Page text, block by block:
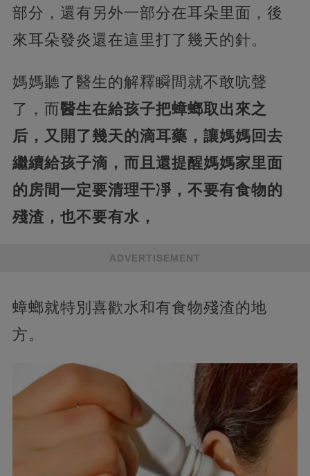
部分，還有另外一部分在耳朵里面，後
來耳朵發炎還在這里打了幾天的針。
媽媽聽了醫生的解釋瞬間就不敢吭聲
了，而醫生在給孩子把蟑螂取出來之
后，又開了幾天的滴耳藥，讓媽媽回去
繼續給孩子滴，而且還提醒媽媽家里面
的房間一定要清理干凈，不要有食物的
殘渣，也不要有水，
ADVERTISEMENT
蟑螂就特別喜歡水和有食物殘渣的地
方。